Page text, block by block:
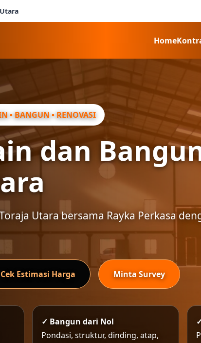
Home
• BANGUN • RENOVASI
dan
Utara bersama Rayka Perkasa
Cek Estimasi Harga Minta Survey
✓ Bangun dari Nol
Pondasi, struktur, dinding, atap,